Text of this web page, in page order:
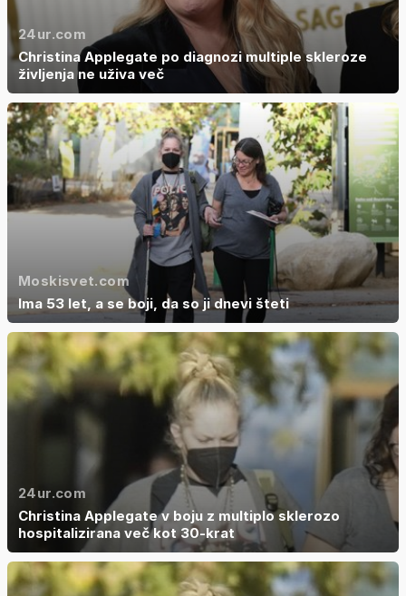
24ur.com
Christina Applegate po diagnozi multiple skleroze
življenja ne uživa več
Moskisvet.com
Ima 53 let, a se boji, da so ji dnevi šteti
24ur.com
Christina Applegate v boju z multiplo sklerozo
hospitalizirana več kot 30-krat